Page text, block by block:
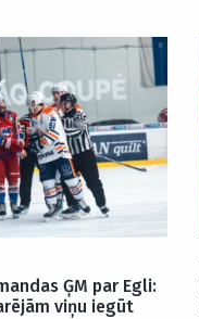
ĢM par Egli:
viņu iegūt